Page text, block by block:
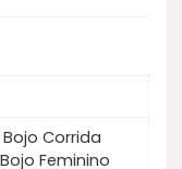
Corrida
Feminino